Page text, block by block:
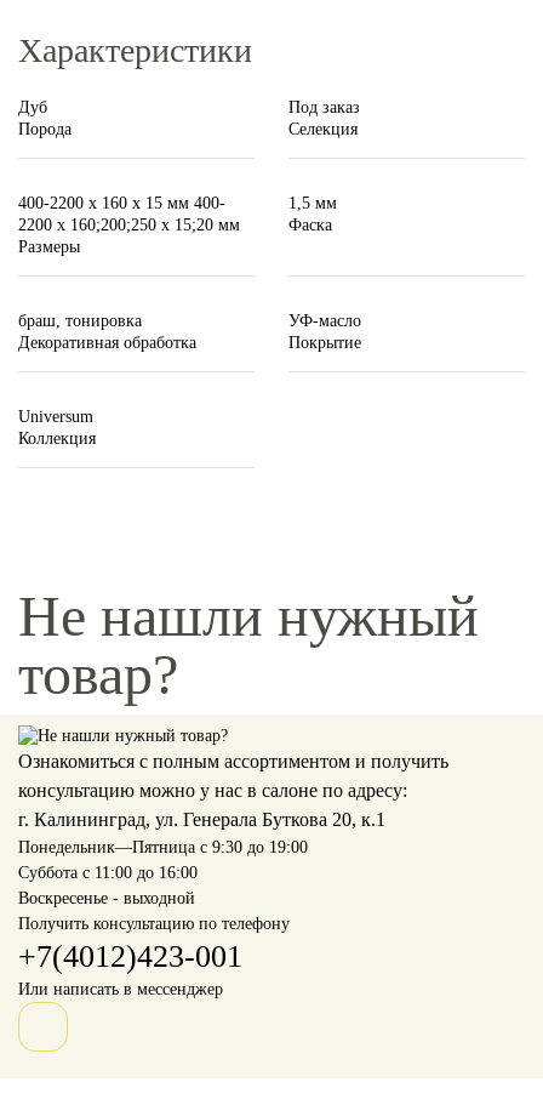
Характеристики
Дуб
Порода
Под заказ
Селекция
400-2200 х 160 x 15 мм 400-
2200 х 160;200;250 x 15;20 мм
Размеры
1,5 мм
Фаска
браш, тонировка
Декоративная обработка
УФ-масло
Покрытие
Universum
Коллекция
Не нашли нужный
товар?
Ознакомиться с полным ассортиментом и получить
консультацию можно у нас в салоне по адресу:
г. Калининград, ул. Генерала Буткова 20, к.1
Понедельник—Пятница с 9:30 до 19:00
Суббота с 11:00 до 16:00
Воскресенье - выходной
Получить консультацию по телефону
+7(4012)423-001
Или написать в мессенджер